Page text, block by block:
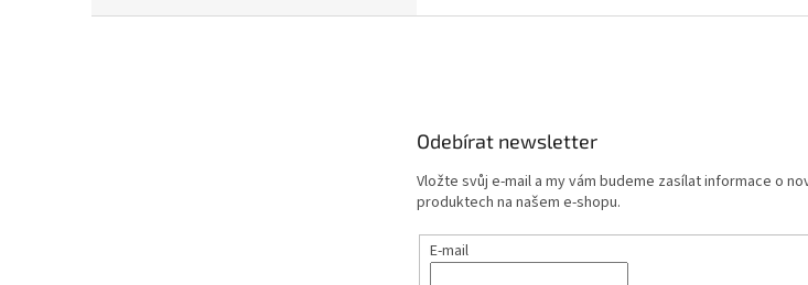
Odebírat newsletter
Vložte svůj e-mail a my vám budeme zasílat informace o
produktech na našem e-shopu.
E-mail